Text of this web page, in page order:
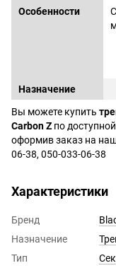
Особенности
Назначение
Вы можете купить
Carbon Z по
оформив заказ на
06-38, 050-033-06-38
Характеристики
Бренд
Назначение
Тип